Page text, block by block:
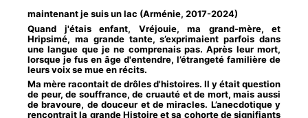
maintenant je suis un lac (Arménie, 2017-2024)
Quand j'étais enfant, Vréjouie, ma grand-mère, et
Hripsimé, ma grande tante, s’exprimaient parfois dans
une langue que je ne comprenais pas. Après leur mort,
lorsque je fus en âge d'entendre, l’étrangeté familière de
leurs voix se mue en récits.
Ma mère racontait de drôles d'histoires. Il y était question
de peur, de souffrance, de cruauté et de mort, mais aussi
de bravoure, de douceur et de miracles. L’anecdotique y
rencontrait la grande Histoire et sa cohorte de signifiants